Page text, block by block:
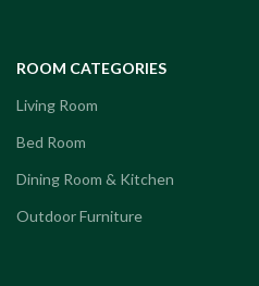
ROOM CATEGORIES
Living Room
Bed Room
Dining Room & Kitchen
Outdoor Furniture